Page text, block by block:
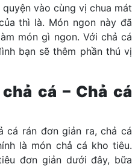
vào cùng vị chua mát
thì là. Món ngon này đã
món gì ngon. Với chả cá
bạn sẽ thêm phần thú vị
cá – Chả cá
cá rán đơn giản ra, chả cá
là món chả cá kho tiêu.
đơn giản dưới đây, bữa